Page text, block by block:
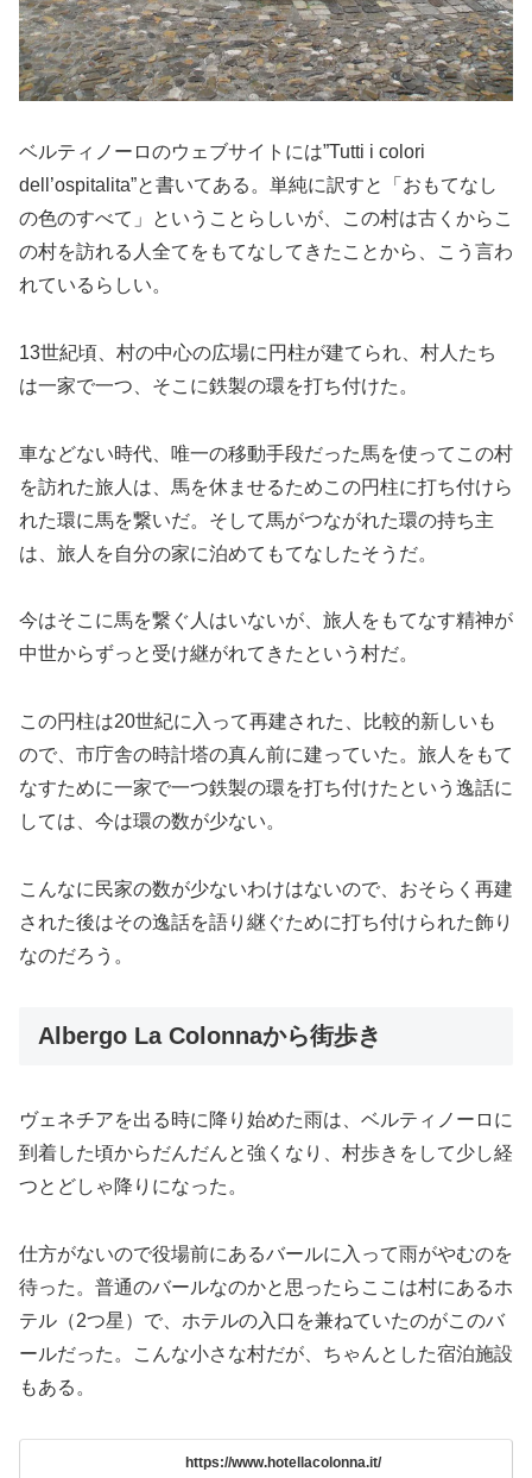
ベルティノーロのウェブサイトには”Tutti i colori
dell’ospitalita”と書いてある。単純に訳すと「おもてなし
の色のすべて」ということらしいが、この村は古くからこ
の村を訪れる人全てをもてなしてきたことから、こう言わ
れているらしい。
13世紀頃、村の中心の広場に円柱が建てられ、村人たち
は一家で一つ、そこに鉄製の環を打ち付けた。
車などない時代、唯一の移動手段だった馬を使ってこの村
を訪れた旅人は、馬を休ませるためこの円柱に打ち付けら
れた環に馬を繋いだ。そして馬がつながれた環の持ち主
は、旅人を自分の家に泊めてもてなしたそうだ。
今はそこに馬を繋ぐ人はいないが、旅人をもてなす精神が
中世からずっと受け継がれてきたという村だ。
この円柱は20世紀に入って再建された、比較的新しいも
ので、市庁舎の時計塔の真ん前に建っていた。旅人をもて
なすために一家で一つ鉄製の環を打ち付けたという逸話に
しては、今は環の数が少ない。
こんなに民家の数が少ないわけはないので、おそらく再建
された後はその逸話を語り継ぐために打ち付けられた飾り
なのだろう。
Albergo La Colonnaから街歩き
ヴェネチアを出る時に降り始めた雨は、ベルティノーロに
到着した頃からだんだんと強くなり、村歩きをして少し経
つとどしゃ降りになった。
仕方がないので役場前にあるバールに入って雨がやむのを
待った。普通のバールなのかと思ったらここは村にあるホ
テル（2つ星）で、ホテルの入口を兼ねていたのがこのバ
ールだった。こんな小さな村だが、ちゃんとした宿泊施設
もある。
https://www.hotellacolonna.it/